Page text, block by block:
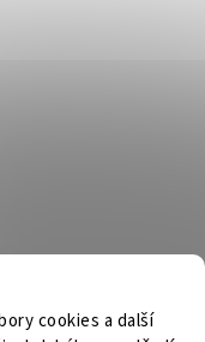
cookies a další